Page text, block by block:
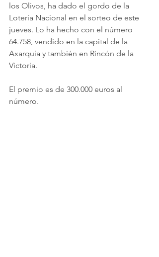
los Olivos, ha dado el gordo de la
Lotería Nacional en el sorteo de este
jueves. Lo ha hecho con el número
64.758, vendido en la capital de la
Axarquía y también en Rincón de la
Victoria.
El premio es de 300.000 euros al
número.